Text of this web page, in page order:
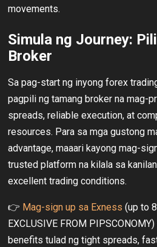
movements.
Simula ng Journey:
Broker
Sa pag-start ng inyong forex
pagpili ng tamang broker na mag-
spreads, reliable execution, at
resources. Para sa mga gustong
advantage, maaari kayong mag-
trusted platform na kilala sa
excellent trading conditions.
👉 Mag-sign up sa Exness (up to
EXCLUSIVE FROM
benefits tulad ng tight spreads,